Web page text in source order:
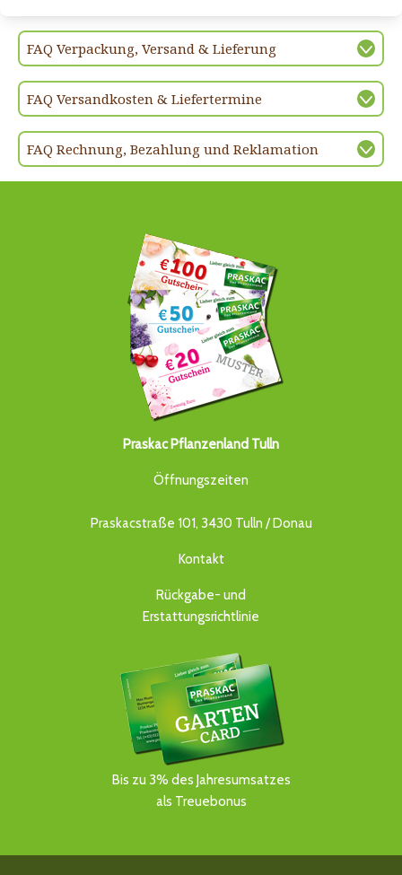
FAQ Verpackung, Versand & Lieferung
FAQ Versandkosten & Liefertermine
FAQ Rechnung, Bezahlung und Reklamation
Praskac Pflanzenland Tulln
Öffnungszeiten
Praskacstraße 101, 3430 Tulln / Donau
Kontakt
Rückgabe- und
Erstattungsrichtlinie
Bis zu 3% des Jahresumsatzes
als Treuebonus